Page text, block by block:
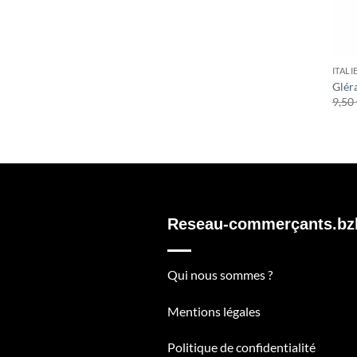
9,50
Reseau-
Qui nous sommes ?
Mentions légales
Politique de confidentialité